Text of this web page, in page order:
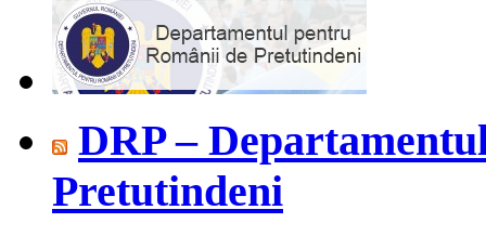
DRP –
Pretutindeni